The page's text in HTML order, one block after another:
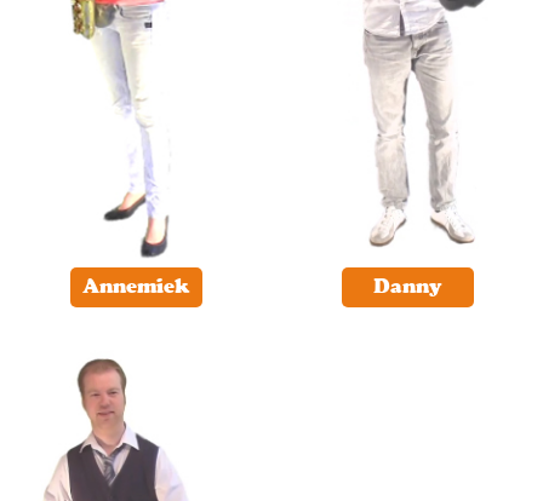
Annemiek Danny